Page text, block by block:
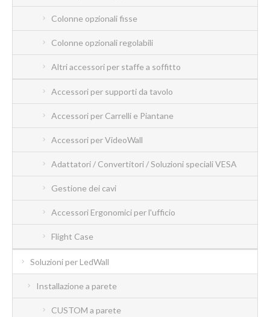
Colonne opzionali fisse
Colonne opzionali regolabili
Altri accessori per staffe a soffitto
Accessori per supporti da tavolo
Accessori per Carrelli e Piantane
Accessori per VideoWall
Adattatori / Convertitori / Soluzioni speciali VESA
Gestione dei cavi
Accessori Ergonomici per l'ufficio
Flight Case
Soluzioni per LedWall
Installazione a parete
CUSTOM a parete